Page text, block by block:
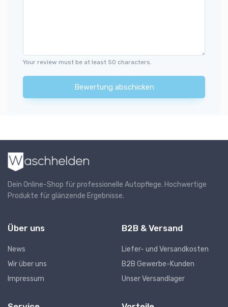
Your review must be at least 50 characters.
Bewertung abschicken
Dein Online-Shop für professionelle Autopflege. Hochwertige
Produkte für glänzende Ergebnisse.
Über uns
News
Wir über uns
Impressum
B2B & Versand
Liefer- und Versandkosten
B2B Gewerbe-Kunden
Unser Versandlager